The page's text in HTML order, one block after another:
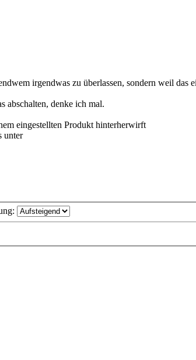
irgendwas zu überlassen, sondern weil das
abschalten, denke ich mal.
eingestellten Produkt hinterherwirft
unter